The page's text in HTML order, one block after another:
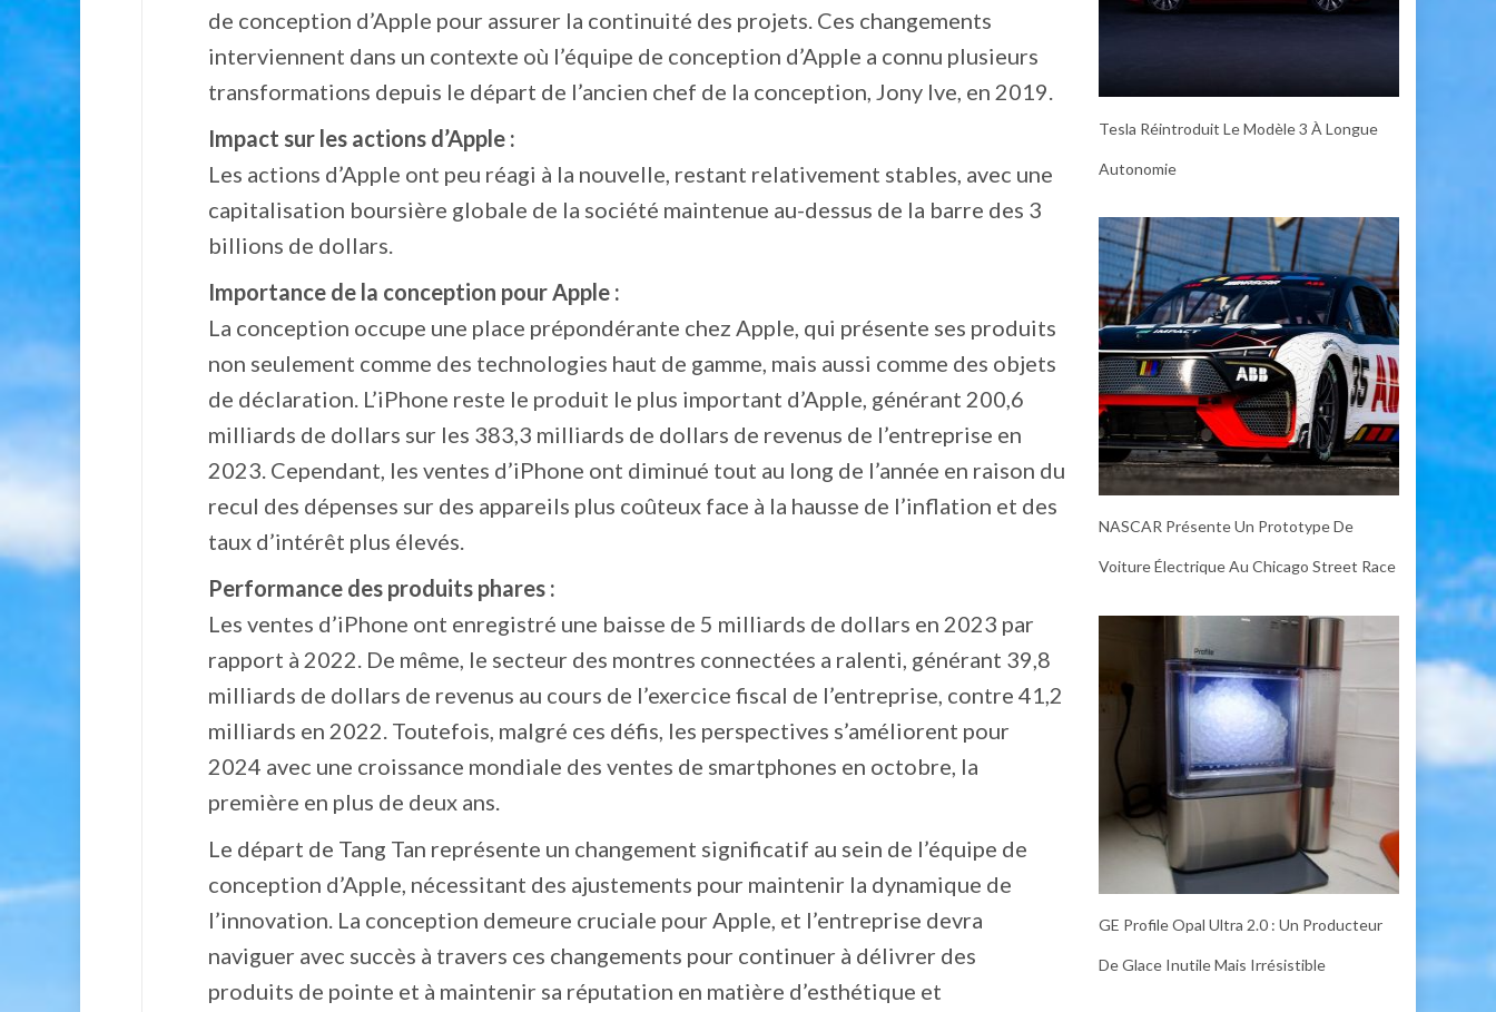
de conception d’Apple pour assurer la continuité des projets. Ces changements
interviennent dans un contexte où l’équipe de conception d’Apple a connu plusieurs
transformations depuis le départ de l’ancien chef de la conception, Jony Ive, en 2019.
Impact sur les actions d’Apple :
Les actions d’Apple ont peu réagi à la nouvelle, restant relativement stables, avec une
capitalisation boursière globale de la société maintenue au-dessus de la barre des 3
billions de dollars.
Importance de la conception pour Apple :
La conception occupe une place prépondérante chez Apple, qui présente ses produits
non seulement comme des technologies haut de gamme, mais aussi comme des objets
de déclaration. L’iPhone reste le produit le plus important d’Apple, générant 200,6
milliards de dollars sur les 383,3 milliards de dollars de revenus de l’entreprise en
2023. Cependant, les ventes d’iPhone ont diminué tout au long de l’année en raison du
recul des dépenses sur des appareils plus coûteux face à la hausse de l’inflation et des
taux d’intérêt plus élevés.
Performance des produits phares :
Les ventes d’iPhone ont enregistré une baisse de 5 milliards de dollars en 2023 par
rapport à 2022. De même, le secteur des montres connectées a ralenti, générant 39,8
milliards de dollars de revenus au cours de l’exercice fiscal de l’entreprise, contre 41,2
milliards en 2022. Toutefois, malgré ces défis, les perspectives s’améliorent pour
2024 avec une croissance mondiale des ventes de smartphones en octobre, la
première en plus de deux ans.
Le départ de Tang Tan représente un changement significatif au sein de l’équipe de
conception d’Apple, nécessitant des ajustements pour maintenir la dynamique de
l’innovation. La conception demeure cruciale pour Apple, et l’entreprise devra
naviguer avec succès à travers ces changements pour continuer à délivrer des
produits de pointe et à maintenir sa réputation en matière d’esthétique et
Tesla Réintroduit Le Modèle 3 À Longue
Autonomie
NASCAR Présente Un Prototype De
Voiture Électrique Au Chicago Street Race
GE Profile Opal Ultra 2.0 : Un Producteur
De Glace Inutile Mais Irrésistible